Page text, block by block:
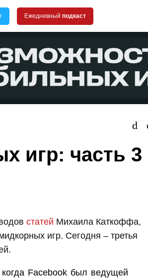
Ежедневный подкаст
игр: часть 3
статей Михаила Каткоффа,
игр. Сегодня – третья
Facebook был ведущей